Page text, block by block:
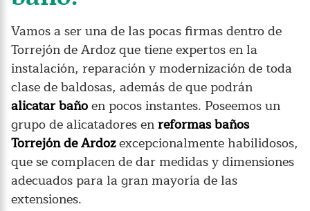
Vamos a ser una de las pocas firmas dentro de
Torrejón de Ardoz que tiene expertos en la
instalación, reparación y modernización de toda
clase de baldosas, además de que podrán
alicatar bañoen pocos instantes. Poseemos un
grupo de alicatadores enreformas baños
Torrejón de Ardozexcepcionalmente habilidosos,
que se complacen de dar medidas y dimensiones
adecuados para la gran mayoría de las
extensiones.